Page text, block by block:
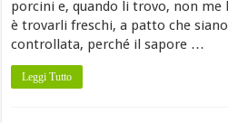
porcini e, quando li trovo, non me
è trovarli freschi, a patto che
controllata, perché il sapore …
Leggi Tutto